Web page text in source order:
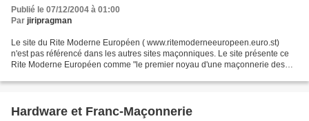
Publié le 07/12/2004 à 01:00
Par jiripragman
Le site du Rite Moderne Européen ( www.ritemoderneeuropeen.euro.st)
n'est pas référencé dans les autres sites maçonniques. Le site présente ce
Rite Moderne Européen comme "le premier noyau d'une maçonnerie des
Hardware et Franc-Maçonnerie